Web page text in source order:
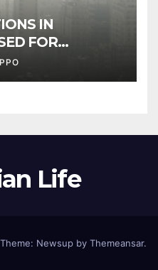
IN
FOR
AIR
Life
Theme: Newsup by Themeansar.